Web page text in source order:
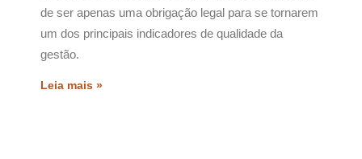
de ser apenas uma obrigação legal para se tornarem
um dos principais indicadores de qualidade da
gestão.
Leia mais »